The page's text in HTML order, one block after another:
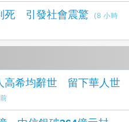
死 引發社會震驚
(8 小時
高希均辭世 留下華人世